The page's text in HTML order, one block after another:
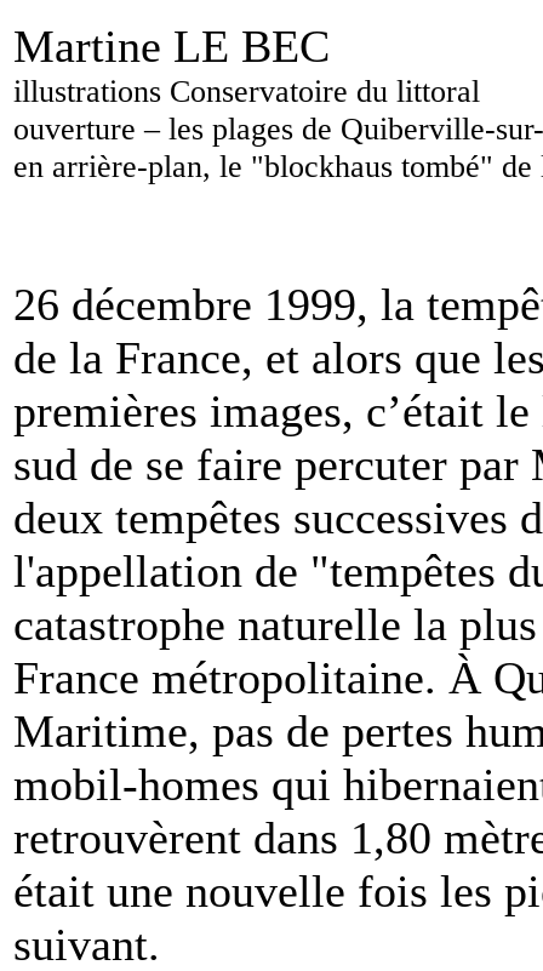
Martine LE BEC
illustrations Conservatoire du littoral
ouverture– les plages de Quiberville-
en arrière-plan, le "blockhaus tombé"
26 décembre 1999, la
de la France, et alors que
premières images, c’était
sud de se faire percuter
deux tempêtes
l'appellation de "tempêtes
catastrophe naturelle la
France métropolitaine. À
Maritime, pas de pertes
mobil-homes qui
retrouvèrent dans 1,80
était une nouvelle fois les
suivant.